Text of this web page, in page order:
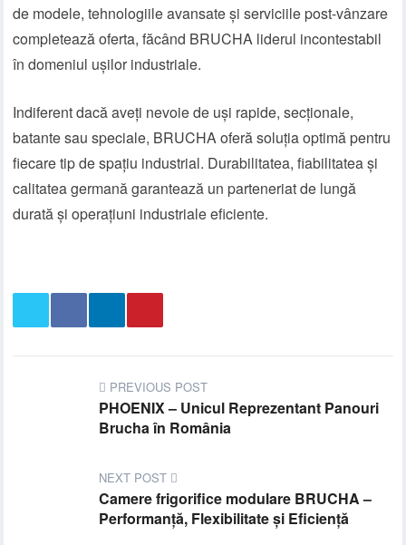
de modele, tehnologiile avansate și serviciile post-vânzare
completează oferta, făcând BRUCHA liderul incontestabil
în domeniul ușilor industriale.
Indiferent dacă aveți nevoie de uși rapide, secționale,
batante sau speciale, BRUCHA oferă soluția optimă pentru
fiecare tip de spațiu industrial. Durabilitatea, fiabilitatea și
calitatea germană garantează un parteneriat de lungă
durată și operațiuni industriale eficiente.
PREVIOUS POST
PHOENIX – Unicul Reprezentant Panouri
Brucha în România
NEXT POST
Camere frigorifice modulare BRUCHA –
Performanță, Flexibilitate și Eficiență